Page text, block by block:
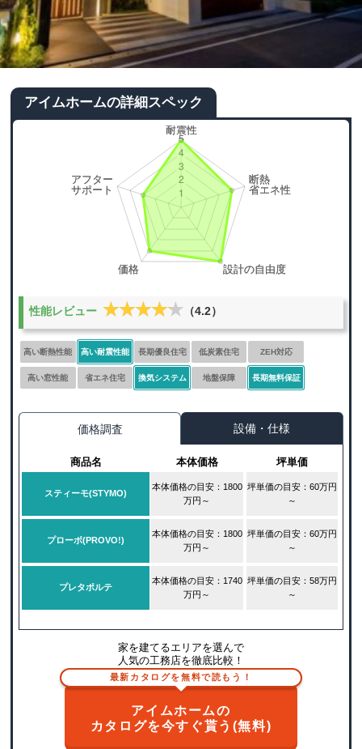
アイムホームの詳細スペック
性能レビュー ★★★★★
★★★★★ （4.2）
高い断熱性能 高い耐震性能 長期優良住宅 低炭素住宅 ZEH対応
高い窓性能 省エネ住宅 換気システム 地盤保障 長期無料保証
価格調査 設備・仕様
商品名 本体価格 坪単価
スティーモ(STYMO)
本体価格の目安：1800
万円～
坪単価の目安：60万円
～
プローボ(PROVO!)
本体価格の目安：1800
万円～
坪単価の目安：60万円
～
プレタポルテ
本体価格の目安：1740
万円～
坪単価の目安：58万円
～
家を建てるエリアを選んで
人気の工務店を徹底比較！
最新カタログを無料で読もう！
アイムホームの
カタログを今すぐ貰う(無料)